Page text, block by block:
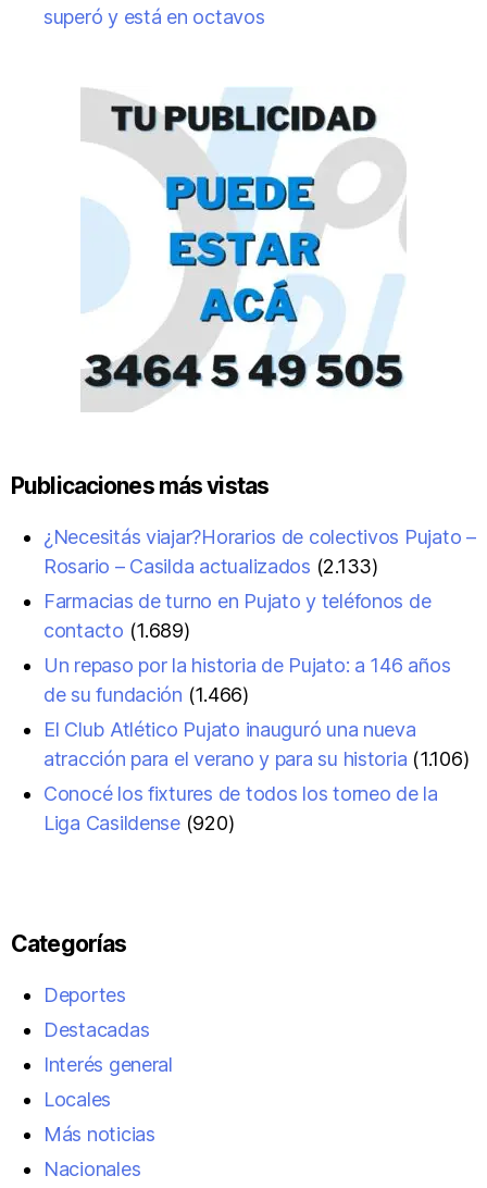
superó y está en octavos
Publicaciones más vistas
¿Necesitás viajar?Horarios de colectivos Pujato –
Rosario – Casilda actualizados (2.133)
Farmacias de turno en Pujato y teléfonos de
contacto (1.689)
Un repaso por la historia de Pujato: a 146 años
de su fundación (1.466)
El Club Atlético Pujato inauguró una nueva
atracción para el verano y para su historia (1.106)
Conocé los fixtures de todos los torneo de la
Liga Casildense (920)
Categorías
Deportes
Destacadas
Interés general
Locales
Más noticias
Nacionales